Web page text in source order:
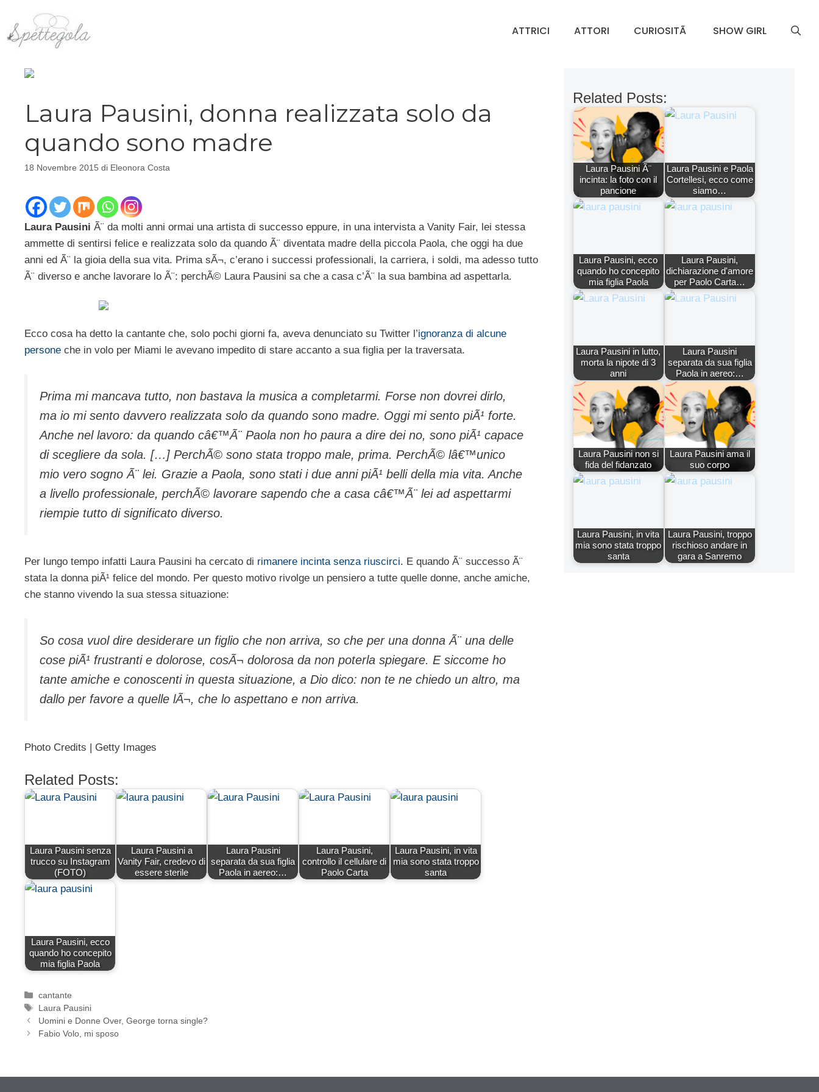
contenuto
ATTRICI ATTORI CURIOSITÃ SHOW GIRL
Laura Pausini, donna realizzata solo da
quando sono madre
18 Novembre 2015 di Eleonora Costa
Laura Pausini Ã¨ da molti anni ormai una artista di successo eppure, in una intervista a Vanity Fair, lei stessa
ammette di sentirsi felice e realizzata solo da quando Ã¨ diventata madre della piccola Paola, che oggi ha due
anni ed Ã¨ la gioia della sua vita. Prima sÃ¬, c’erano i successi professionali, la carriera, i soldi, ma adesso tutto
Ã¨ diverso e anche lavorare lo Ã¨: perchÃ© Laura Pausini sa che a casa c’Ã¨ la sua bambina ad aspettarla.
Ecco cosa ha detto la cantante che, solo pochi giorni fa, aveva denunciato su Twitter l’ignoranza di alcune
persone che in volo per Miami le avevano impedito di stare accanto a sua figlia per la traversata.
Prima mi mancava tutto, non bastava la musica a completarmi. Forse non dovrei dirlo,
ma io mi sento davvero realizzata solo da quando sono madre. Oggi mi sento piÃ¹ forte.
Anche nel lavoro: da quando câ€™Ã¨ Paola non ho paura a dire dei no, sono piÃ¹ capace
di scegliere da sola. […] PerchÃ© sono stata troppo male, prima. PerchÃ© lâ€™unico
mio vero sogno Ã¨ lei. Grazie a Paola, sono stati i due anni piÃ¹ belli della mia vita. Anche
a livello professionale, perchÃ© lavorare sapendo che a casa câ€™Ã¨ lei ad aspettarmi
riempie tutto di significato diverso.
Per lungo tempo infatti Laura Pausini ha cercato di rimanere incinta senza riuscirci. E quando Ã¨ successo Ã¨
stata la donna piÃ¹ felice del mondo. Per questo motivo rivolge un pensiero a tutte quelle donne, anche amiche,
che stanno vivendo la sua stessa situazione:
So cosa vuol dire desiderare un figlio che non arriva, so che per una donna Ã¨ una delle
cose piÃ¹ frustranti e dolorose, cosÃ¬ dolorosa da non poterla spiegare. E siccome ho
tante amiche e conoscenti in questa situazione, a Dio dico: non te ne chiedo un altro, ma
dallo per favore a quelle lÃ¬, che lo aspettano e non arriva.
Photo Credits | Getty Images
Related Posts:
Laura Pausini senza
trucco su Instagram
(FOTO)
Laura Pausini a
Vanity Fair, credevo di
essere sterile
Laura Pausini
separata da sua figlia
Paola in aereo:…
Laura Pausini,
controllo il cellulare di
Paolo Carta
Laura Pausini, in vita
mia sono stata troppo
santa
Laura Pausini, ecco
quando ho concepito
mia figlia Paola
Categorie
cantante
Tag
Laura Pausini
Uomini e Donne Over, George torna single?
Fabio Volo, mi sposo
Related Posts:
Laura Pausini Ã¨
incinta: la foto con il
pancione
Laura Pausini e Paola
Cortellesi, ecco come
siamo…
Laura Pausini, ecco
quando ho concepito
mia figlia Paola
Laura Pausini,
dichiarazione d'amore
per Paolo Carta…
Laura Pausini in lutto,
morta la nipote di 3
anni
Laura Pausini
separata da sua figlia
Paola in aereo:…
Laura Pausini non si
fida del fidanzato
Laura Pausini ama il
suo corpo
Laura Pausini, in vita
mia sono stata troppo
santa
Laura Pausini, troppo
rischioso andare in
gara a Sanremo